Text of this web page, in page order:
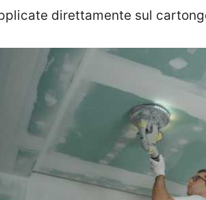
direttamente sul